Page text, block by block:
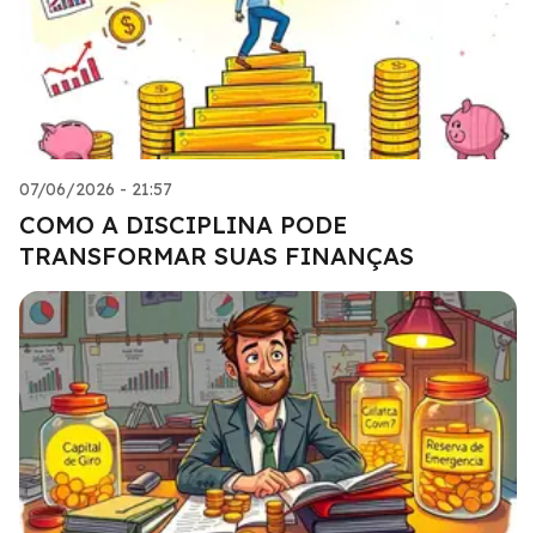
07/06/2026 - 21:57
COMO A DISCIPLINA PODE
TRANSFORMAR SUAS FINANÇAS